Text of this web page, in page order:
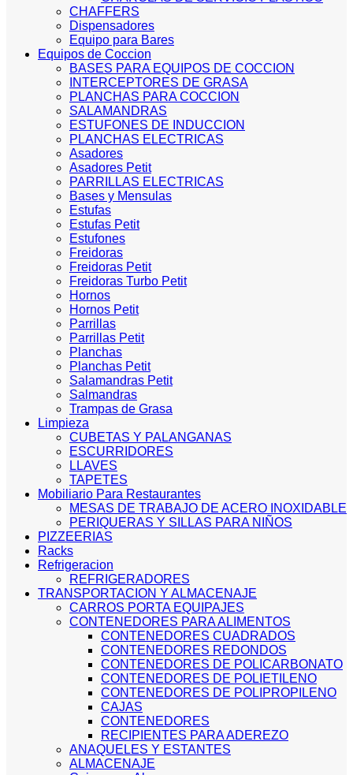
CHAFFERS
Dispensadores
Equipo para Bares
Equipos de Coccion
BASES PARA EQUIPOS DE COCCION
INTERCEPTORES DE GRASA
PLANCHAS PARA COCCION
SALAMANDRAS
ESTUFONES DE INDUCCION
PLANCHAS ELECTRICAS
Asadores
Asadores Petit
PARRILLAS ELECTRICAS
Bases y Mensulas
Estufas
Estufas Petit
Estufones
Freidoras
Freidoras Petit
Freidoras Turbo Petit
Hornos
Hornos Petit
Parrillas
Parrillas Petit
Planchas
Planchas Petit
Salamandras Petit
Salmandras
Trampas de Grasa
Limpieza
CUBETAS Y PALANGANAS
ESCURRIDORES
LLAVES
TAPETES
Mobiliario Para Restaurantes
MESAS DE TRABAJO DE ACERO INOXIDABLE
PERIQUERAS Y SILLAS PARA NIÑOS
PIZZEERIAS
Racks
Refrigeracion
REFRIGERADORES
TRANSPORTACION Y ALMACENAJE
CARROS PORTA EQUIPAJES
CONTENEDORES PARA ALIMENTOS
CONTENEDORES CUADRADOS
CONTENEDORES REDONDOS
CONTENEDORES DE POLICARBONATO
CONTENEDORES DE POLIETILENO
CONTENEDORES DE POLIPROPILENO
CAJAS
CONTENEDORES
RECIPIENTES PARA ADEREZO
ANAQUELES Y ESTANTES
ALMACENAJE